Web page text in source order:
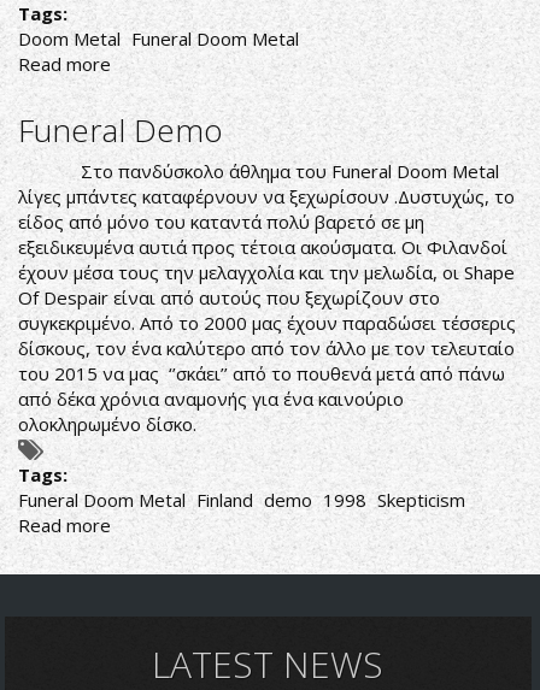
Tags:
Doom Metal Funeral Doom Metal
Read more about
ΝΕΑ
ΚΥΚΛΟΦΟΡΙΑ
ΑΠΟ
ΤΟΥΣ
FAAL
ΤΟΝ
ΦΕΒΡΟΥΑΡΙΟ
Funeral Demo
Στο πανδύσκολο άθλημα του Funeral Doom Metal
λίγες μπάντες καταφέρνουν να ξεχωρίσουν .Δυστυχώς, το
είδος από μόνο του καταντά πολύ βαρετό σε μη
εξειδικευμένα αυτιά προς τέτοια ακούσματα. Οι Φιλανδοί
έχουν μέσα τους την μελαγχολία και την μελωδία, οι Shape
Of Despair είναι από αυτούς που ξεχωρίζουν στο
συγκεκριμένο. Από το 2000 μας έχουν παραδώσει τέσσερις
δίσκους, τον ένα καλύτερο από τον άλλο με τον τελευταίο
του 2015 να μας ‘’σκάει’’ από το πουθενά μετά από πάνω
από δέκα χρόνια αναμονής για ένα καινούριο
ολοκληρωμένο δίσκο.
Tags:
Funeral Doom Metal Finland demo 1998 Skepticism
Read more about
Funeral
Demo
LATEST NEWS